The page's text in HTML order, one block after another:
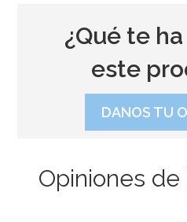
¿Qué te
este
DANOS TU
Opiniones